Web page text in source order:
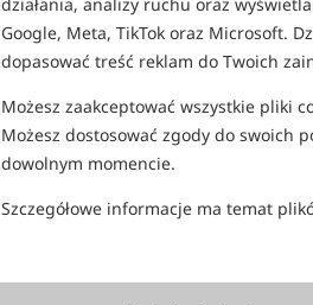
Google, Meta, TikTok oraz Microsoft.
dopasować treść reklam do Twoich
Możesz zaakceptować wszystkie pliki
Możesz dostosować zgody do swoich
dowolnym momencie.
Szczegółowe informacje ma temat